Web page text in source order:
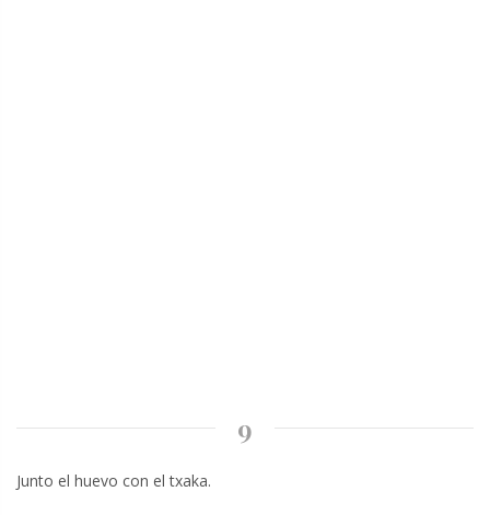
9
Junto el huevo con el txaka.